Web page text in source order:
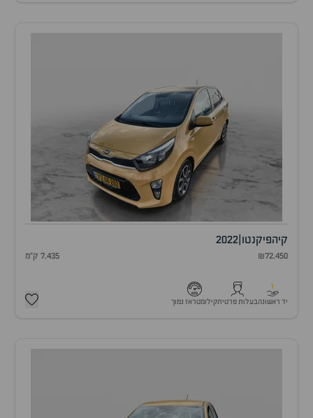
קיהפיקנטו 2022
₪72,450 7,435 ק"מ
1
יד ראשונהבעלות פרטיתקילומטראז נמוך